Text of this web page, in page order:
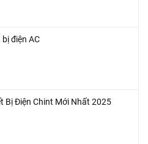
điện AC
Bị Điện Chint Mới Nhất 2025